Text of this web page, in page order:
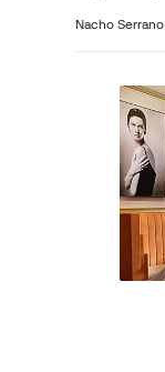
Nacho Serrano